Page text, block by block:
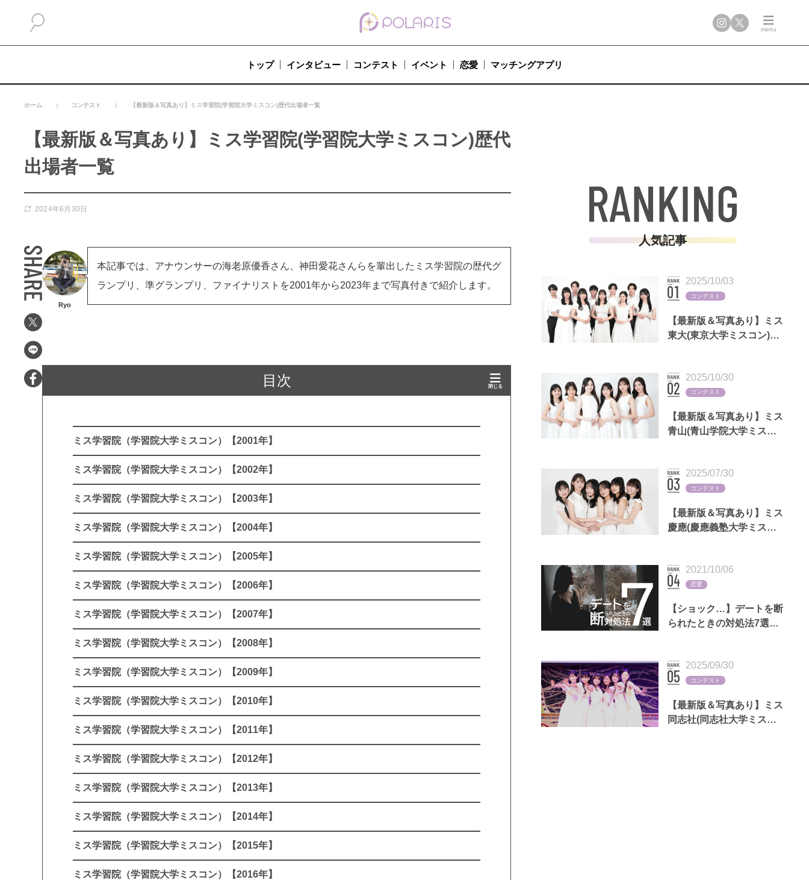
トップ インタビュー コンテスト イベント 恋愛 マッチングアプリ
ホーム コンテスト 【最新版＆写真あり】ミス学習院(学習院大学ミスコン)歴代出場者一覧
【最新版＆写真あり】ミス学習院(学習院大学ミスコン)歴代
出場者一覧
2024年6月30日
Ryo
本記事では、アナウンサーの海老原優香さん、神田愛花さんらを輩出したミス学習院の歴代グ
ランプリ、準グランプリ、ファイナリストを2001年から2023年まで写真付きで紹介します。
目次
ミス学習院（学習院大学ミスコン）【2001年】
ミス学習院（学習院大学ミスコン）【2002年】
ミス学習院（学習院大学ミスコン）【2003年】
ミス学習院（学習院大学ミスコン）【2004年】
ミス学習院（学習院大学ミスコン）【2005年】
ミス学習院（学習院大学ミスコン）【2006年】
ミス学習院（学習院大学ミスコン）【2007年】
ミス学習院（学習院大学ミスコン）【2008年】
ミス学習院（学習院大学ミスコン）【2009年】
ミス学習院（学習院大学ミスコン）【2010年】
ミス学習院（学習院大学ミスコン）【2011年】
ミス学習院（学習院大学ミスコン）【2012年】
ミス学習院（学習院大学ミスコン）【2013年】
ミス学習院（学習院大学ミスコン）【2014年】
ミス学習院（学習院大学ミスコン）【2015年】
ミス学習院（学習院大学ミスコン）【2016年】
人気記事
【最新版＆写真あり】ミス
東大(東京大学ミスコン)歴
2025/10/03
コンテスト
【最新版＆写真あり】ミス
青山(青山学院大学ミスコ
2025/10/30
コンテスト
【最新版＆写真あり】ミス
慶應(慶應義塾大学ミスコ
2025/07/30
コンテスト
【ショック…】デートを断
られたときの対処法7選｜
2021/10/06
恋愛
【最新版＆写真あり】ミス
同志社(同志社大学ミスコ
2025/09/30
コンテスト